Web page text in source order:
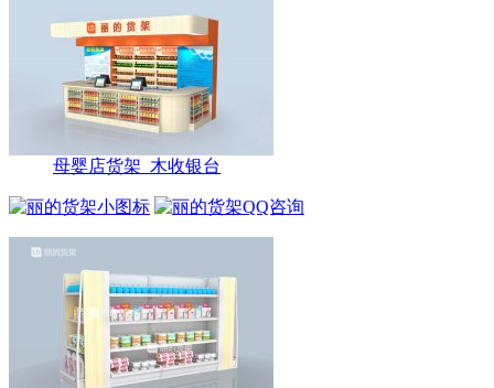
母婴店货架_木收银台